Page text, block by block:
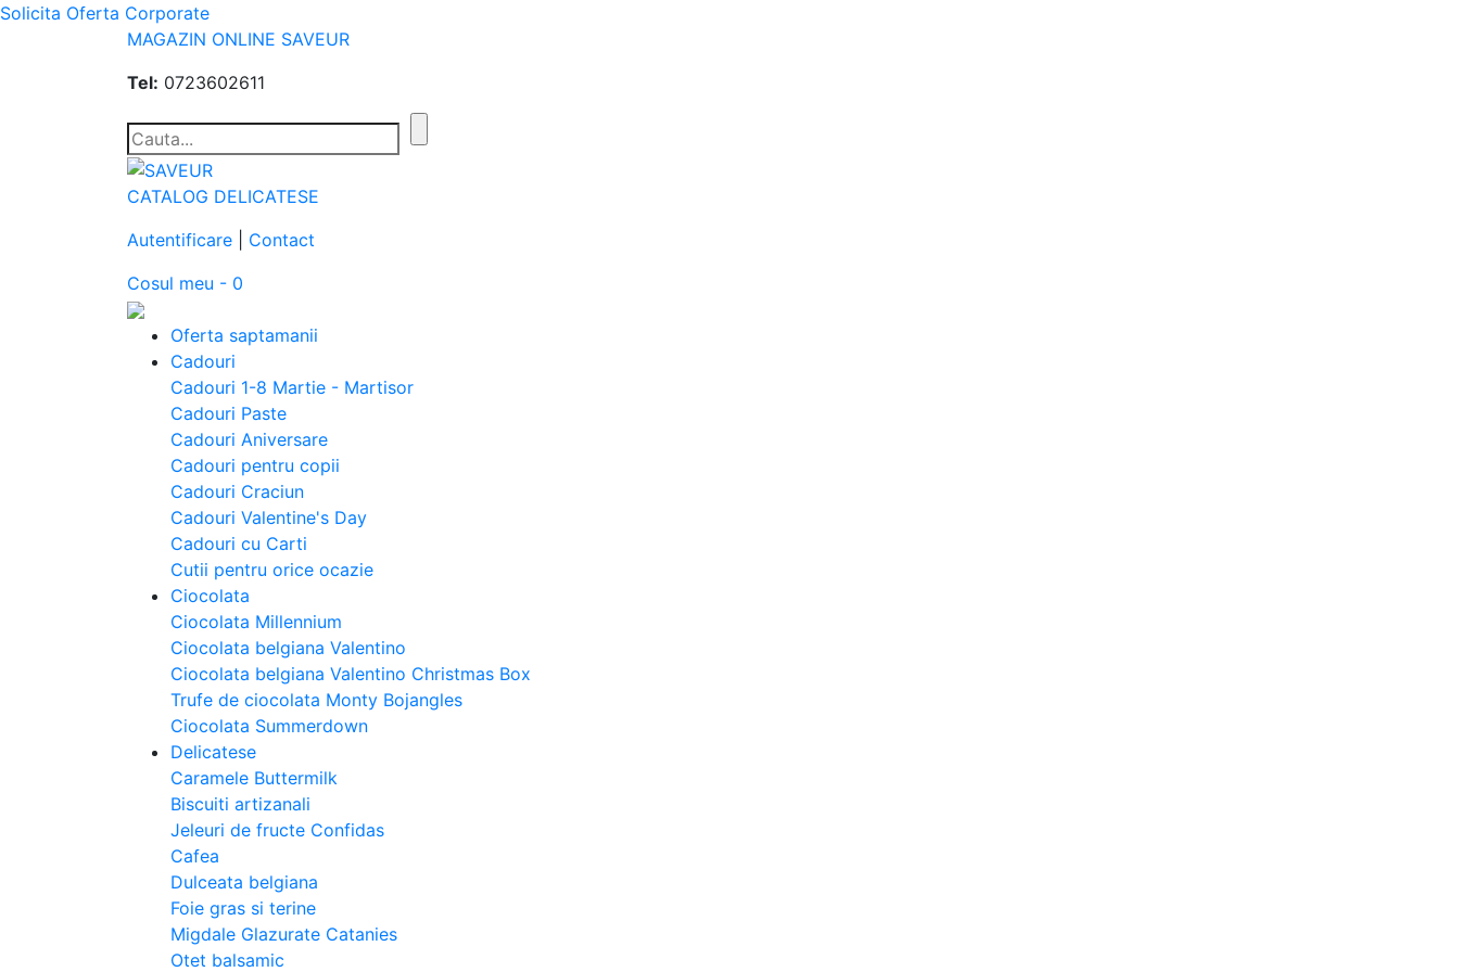
Solicita Oferta Corporate
MAGAZIN ONLINE SAVEUR
Tel: 0723602611
CATALOG DELICATESE
Autentificare
Contact
Cosul meu - 0
Oferta saptamanii
Cadouri
Cadouri 1-8 Martie - Martisor
Cadouri Paste
Cadouri Aniversare
Cadouri pentru copii
Cadouri Craciun
Cadouri Valentine's Day
Cadouri cu Carti
Cutii pentru orice ocazie
Ciocolata
Ciocolata Millennium
Ciocolata belgiana Valentino
Ciocolata belgiana Valentino Christmas Box
Trufe de ciocolata Monty Bojangles
Ciocolata Summerdown
Delicatese
Caramele Buttermilk
Biscuiti artizanali
Jeleuri de fructe Confidas
Cafea
Dulceata belgiana
Foie gras si terine
Migdale Glazurate Catanies
Otet balsamic